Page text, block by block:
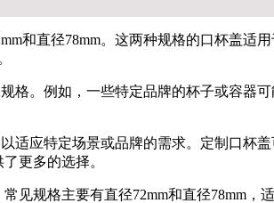
和直径78mm。这两种规格的口杯盖适
格。例如，一些特定品牌的杯子或容器
适应特定场景或品牌的需求。定制口杯
更多的选择。
见规格主要有直径72mm和直径78mm